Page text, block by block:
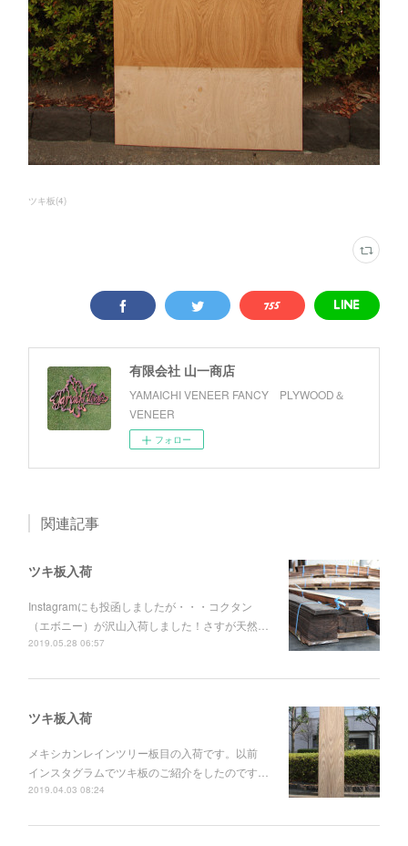
ツキ板(4)
有限会社 山一商店
YAMAICHI VENEER FANCY PLYWOOD＆
VENEER
フォロー
関連記事
ツキ板入荷
Instagramにも投函しましたが・・・コクタン
（エボニー）が沢山入荷しました！さすが天然…
2019.05.28 06:57
ツキ板入荷
メキシカンレインツリー板目の入荷です。以前
インスタグラムでツキ板のご紹介をしたのです…
2019.04.03 08:24